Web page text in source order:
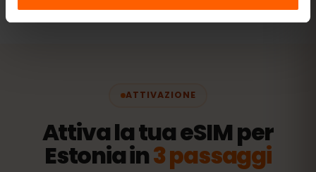
ATTIVAZIONE
Attiva la tua eSIM per
Estonia in3 passaggi